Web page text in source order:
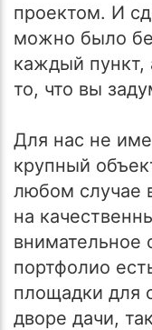
проектом. И
можно было
каждый пункт,
то, что вы
Для нас не
крупный
любом случае
на
портфолио
площадки для
дворе дачи,